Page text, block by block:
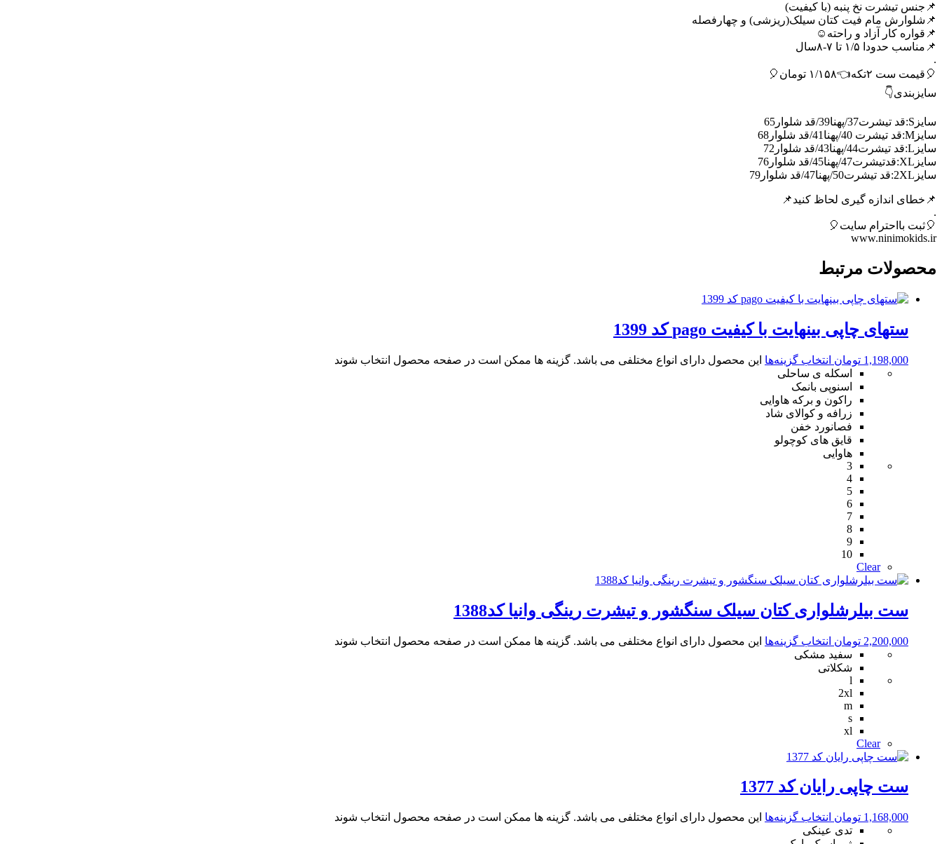
📌جنس تیشرت نخ پنبه (با کیفیت)
📌شلوارش مام فیت کتان سیلک(ریزشی) و چهارفصله
📌قواره کار آزاد و راحته☺️
📌مناسب حدودا ۱/۵ تا ۷-۸سال
.
🎈قیمت ست ۲تکه👈۱/۱۵۸ تومان🎈
سایزبندی👇
سایزS:قد تیشرت37/پهنا39/قد شلوار65
سایزM:قد تیشرت 40/پهنا41/قد شلوار68
سایزL:قد تیشرت44/پهنا43/قد شلوار72
سایزXL:قدتیشرت47/پهنا45/قد شلوار76
سایز2XL:قد تیشرت50/پهنا47/قد شلوار79
📌خطای اندازه گیری لحاظ کنید📌
.
🎈ثبت بااحترام سایت🎈
www.ninimokids.ir
محصولات مرتبط
ستهای چاپی بینهایت با کیفیت pago کد 1399
1,198,000 تومان انتخاب گزینه‌ها این محصول دارای انواع مختلفی می باشد. گزینه ها ممکن است در صفحه محصول انتخاب شوند
اسکله ی ساحلی
اسنوپی بانمک
راکون و برکه هاوایی
زرافه و کوالای شاد
فصانورد خفن
قایق های کوچولو
هاوایی
3
4
5
6
7
8
9
10
Clear
ست بیلرشلواری کتان سیلک سنگشور و تیشرت رینگی وانیا کد1388
2,200,000 تومان انتخاب گزینه‌ها این محصول دارای انواع مختلفی می باشد. گزینه ها ممکن است در صفحه محصول انتخاب شوند
سفید مشکی
شکلاتی
l
2xl
m
s
xl
Clear
ست چاپی رایان کد 1377
1,168,000 تومان انتخاب گزینه‌ها این محصول دارای انواع مختلفی می باشد. گزینه ها ممکن است در صفحه محصول انتخاب شوند
تدی عینکی